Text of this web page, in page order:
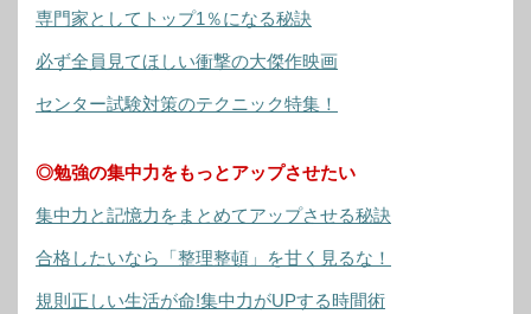
専門家としてトップ1％になる秘訣
必ず全員見てほしい衝撃の大傑作映画
センター試験対策のテクニック特集！
◎勉強の集中力をもっとアップさせたい
集中力と記憶力をまとめてアップさせる秘訣
合格したいなら「整理整頓」を甘く見るな！
規則正しい生活が命!集中力がUPする時間術